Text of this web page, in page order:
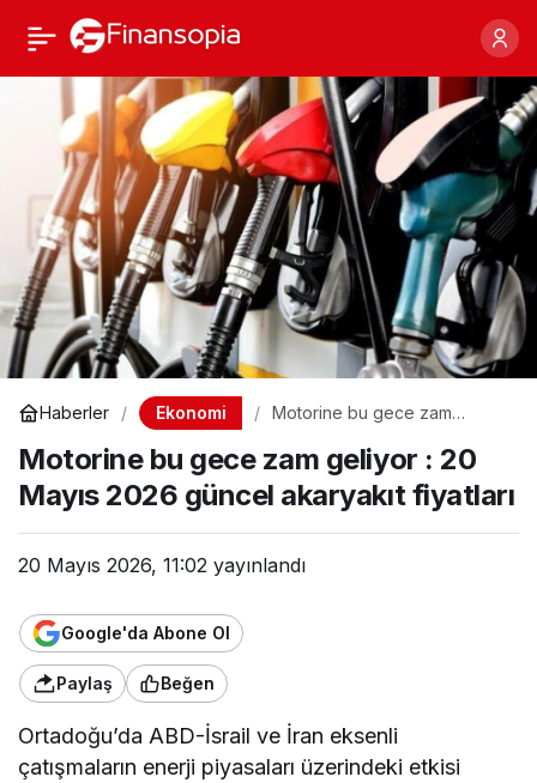
Haberler Ekonomi
Motorine bu gece zam
güncel akaryakıt fiyatları
Motorine bu gece zam geliyor : 20
Mayıs 2026 güncel akaryakıt fiyatları
20 Mayıs 2026, 11:02 yayınlandı
Google'da Abone Ol
Paylaş Beğen
Ortadoğu’da ABD-İsrail ve İran eksenli
çatışmaların enerji piyasaları üzerindeki etkisi
Motorine bu gece zam
geliyor : 20 Mayıs 2026
güncel akaryakıt
fiyatları
Paylaş